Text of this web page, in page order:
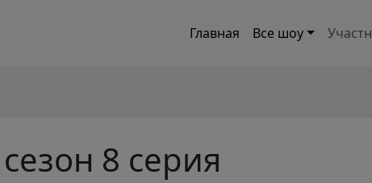
Главная Все шоу
8 серия